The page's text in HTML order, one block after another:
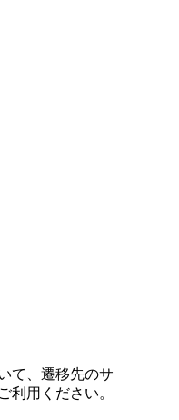
て、遷移先のサ
利用ください。